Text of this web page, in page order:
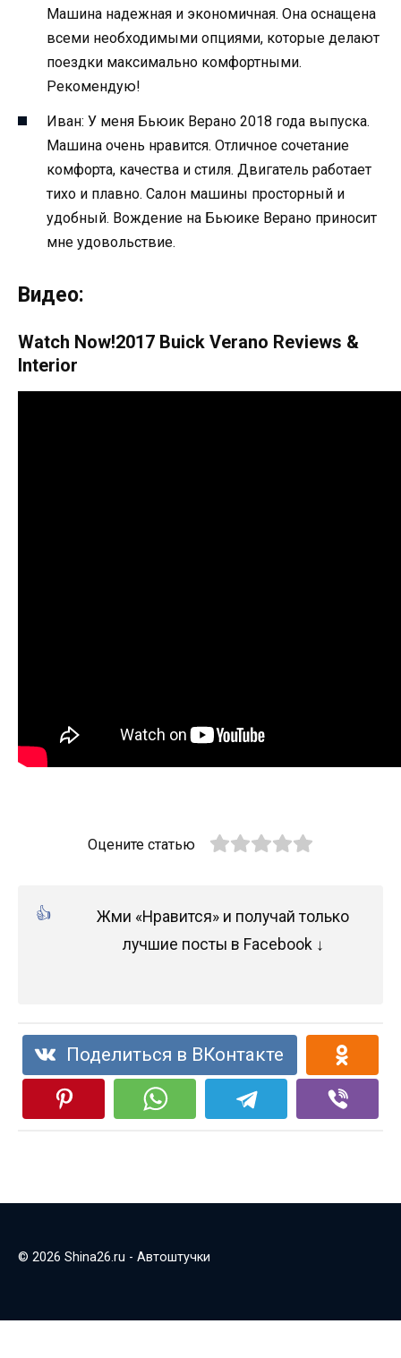
Машина надежная и экономичная. Она оснащена
всеми необходимыми опциями, которые делают
поездки максимально комфортными.
Рекомендую!
Иван: У меня Бьюик Верано 2018 года выпуска.
Машина очень нравится. Отличное сочетание
комфорта, качества и стиля. Двигатель работает
тихо и плавно. Салон машины просторный и
удобный. Вождение на Бьюике Верано приносит
мне удовольствие.
Видео:
Watch Now!2017 Buick Verano Reviews &
Interior
Оцените статью
Жми «Нравится» и получай только
лучшие посты в Facebook ↓
Поделиться в ВКонтакте
© 2026 Shina26.ru - Автоштучки